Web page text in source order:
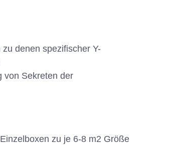
denen spezifischer Y-
von Sekreten der
zu je 6-8 m2 Größe